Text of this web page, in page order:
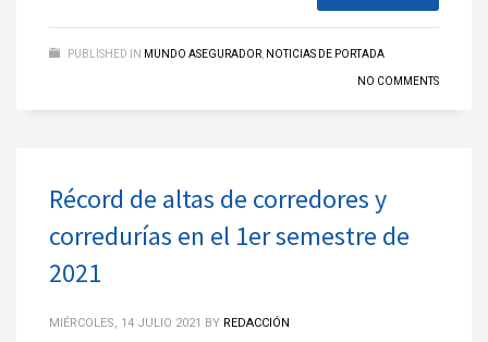
PUBLISHED IN MUNDO ASEGURADOR NOTICIAS DE PORTADA
NO COMMENTS
Récord de altas de corredores y
corredurías en el 1er semestre de
2021
MIÉRCOLES, 14 JULIO 2021 BY REDACCIÓN